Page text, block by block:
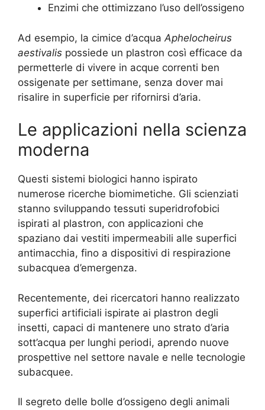
Enzimi che ottimizzano l’uso dell’ossigeno
Ad esempio, la cimice d’acqua Aphelocheirus
aestivalis possiede un plastron così efficace da
permetterle di vivere in acque correnti ben
ossigenate per settimane, senza dover mai
risalire in superficie per rifornirsi d’aria.
Le applicazioni nella scienza
moderna
Questi sistemi biologici hanno ispirato
numerose ricerche biomimetiche. Gli scienziati
stanno sviluppando tessuti superidrofobici
ispirati al plastron, con applicazioni che
spaziano dai vestiti impermeabili alle superfici
antimacchia, fino a dispositivi di respirazione
subacquea d’emergenza.
Recentemente, dei ricercatori hanno realizzato
superfici artificiali ispirate ai plastron degli
insetti, capaci di mantenere uno strato d’aria
sott’acqua per lunghi periodi, aprendo nuove
prospettive nel settore navale e nelle tecnologie
subacquee.
Il segreto delle bolle d’ossigeno degli animali